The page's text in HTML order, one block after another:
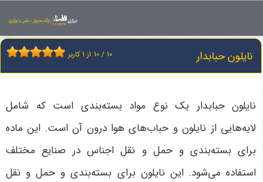
نایلون حبابدار 10 / 10 از 1کاربر
نایلون حبابدار یک نوع مواد بسته‌بندی است که شامل
لایه‌هایی از نایلون و حباب‌های هوا درون آن است. این ماده
برای بسته‌بندی و حمل و نقل اجناس در صنایع مختلف
استفاده می‌شود. این نایلون برای بسته‌بندی و حمل و نقل